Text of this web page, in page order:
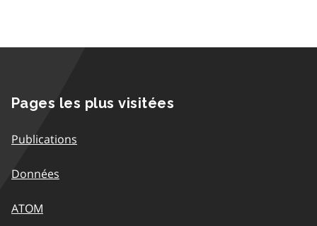
Pages les plus visitées
Publications
Données
ATOM